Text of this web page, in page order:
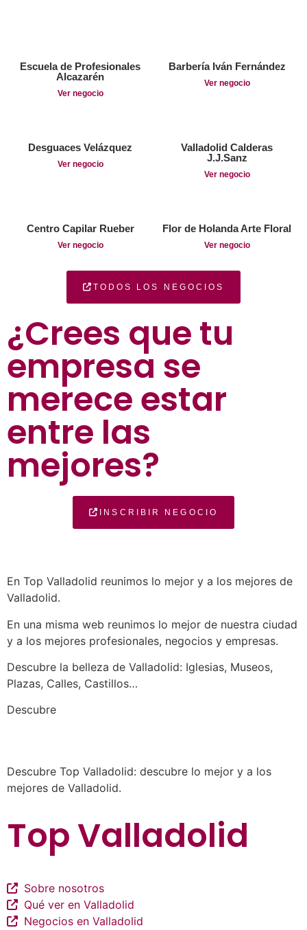
Escuela de Profesionales
Alcazarén
Ver negocio
Barbería Iván Fernández
Ver negocio
Desguaces Velázquez
Ver negocio
Valladolid Calderas
J.J.Sanz
Ver negocio
Centro Capilar Rueber
Ver negocio
Flor de Holanda Arte Floral
Ver negocio
TODOS LOS NEGOCIOS
¿Crees que tu
empresa se
merece estar
entre las
mejores?
INSCRIBIR NEGOCIO
En Top Valladolid reunimos lo mejor y a los mejores de
Valladolid.
En una misma web reunimos lo mejor de nuestra ciudad
y a los mejores profesionales, negocios y empresas.
Descubre la belleza de Valladolid: Iglesias, Museos,
Plazas, Calles, Castillos…
Descubre
Descubre Top Valladolid: descubre lo mejor y a los
mejores de Valladolid.
Top Valladolid
Sobre nosotros
Qué ver en Valladolid
Negocios en Valladolid